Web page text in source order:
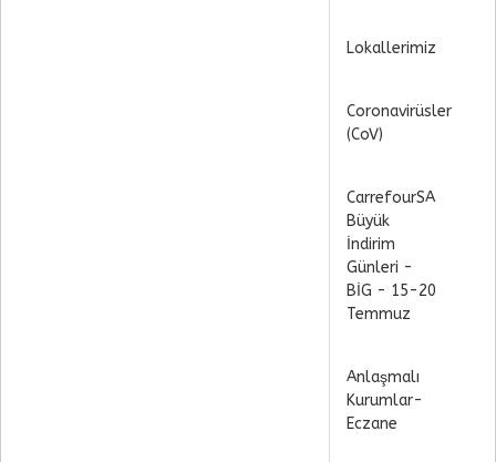
Lokallerimiz
Coronavirüsler
(CoV)
CarrefourSA
Büyük
İndirim
Günleri -
BİG - 15-20
Temmuz
Anlaşmalı
Kurumlar-
Eczane